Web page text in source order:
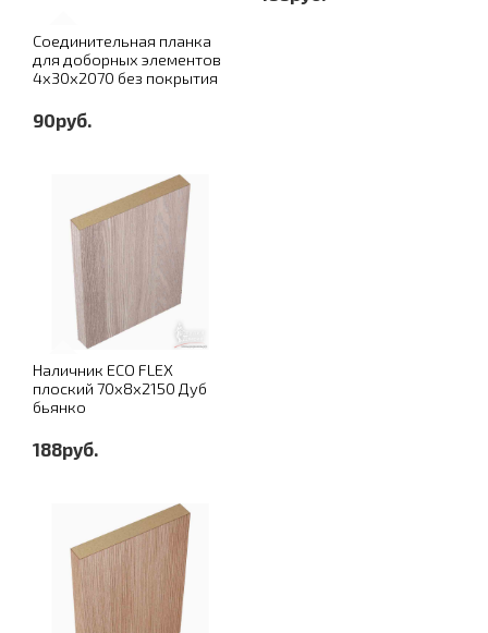
Соединительная планка
для доборных элементов
4х30х2070 без покрытия
90руб.
Наличник ECO FLEX
плоский 70х8х2150 Дуб
бьянко
188руб.